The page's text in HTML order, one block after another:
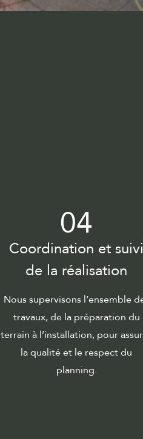
04
Coordination et suivi
de la réalisation
Nous supervisons l’ensemble
travaux, de la préparation du
terrain à l’installation, pour
la qualité et le respect du
planning.